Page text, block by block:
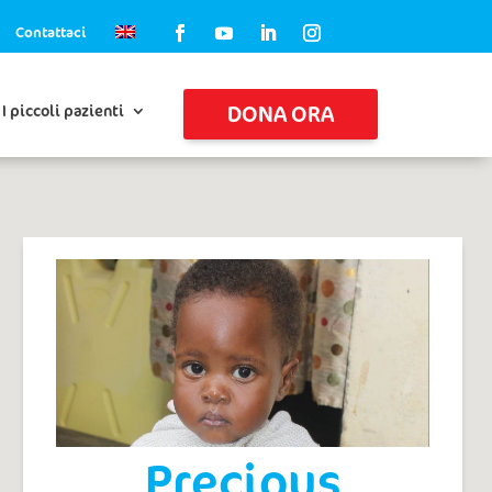
Contattaci
I piccoli pazienti DONA ORA